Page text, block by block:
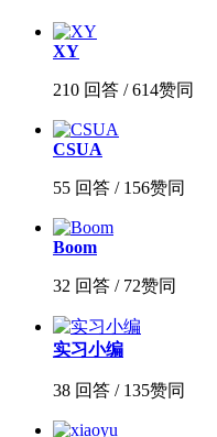
XY
210 回答 / 614赞同
CSUA
55 回答 / 156赞同
Boom
32 回答 / 72赞同
实习小编
38 回答 / 135赞同